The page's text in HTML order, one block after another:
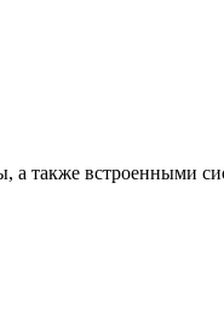
также встроенными